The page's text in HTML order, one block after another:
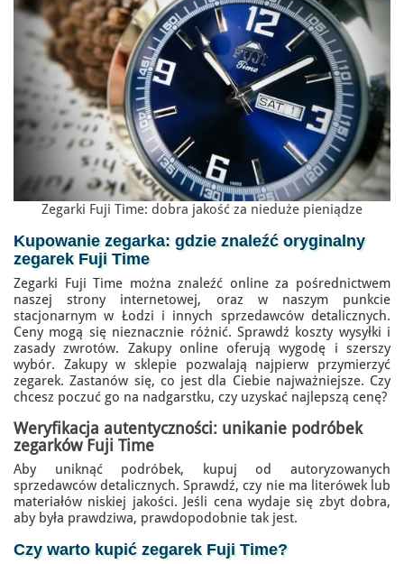
Zegarki Fuji Time: dobra jakość za nieduże pieniądze
Kupowanie zegarka: gdzie znaleźćoryginalny
zegarek Fuji Time
Zegarki Fuji Time można znaleźć online za pośrednictwem
naszej strony internetowej, oraz w naszym punkcie
stacjonarnym w Łodzi i innych sprzedawców detalicznych.
Ceny mogą się nieznacznie różnić. Sprawdź koszty wysyłki i
zasady zwrotów. Zakupy online oferują wygodę i szerszy
wybór. Zakupy w sklepie pozwalają najpierw przymierzyć
zegarek. Zastanów się, co jest dla Ciebie najważniejsze. Czy
chcesz poczuć go na nadgarstku, czy uzyskać najlepszą cenę?
Weryfikacja autentyczności: unikanie podróbek
zegarków Fuji Time
Aby uniknąć podróbek, kupuj od autoryzowanych
sprzedawców detalicznych. Sprawdź, czy nie ma literówek lub
materiałów niskiej jakości. Jeśli cena wydaje się zbyt dobra,
aby była prawdziwa, prawdopodobnie tak jest.
Czy warto kupićzegarek Fuji Time?